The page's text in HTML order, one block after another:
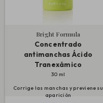
Bright Formula
Concentrado
antimanchas Ácido
Tranexámico
30 ml
Corrige las manchas y previene su
aparición